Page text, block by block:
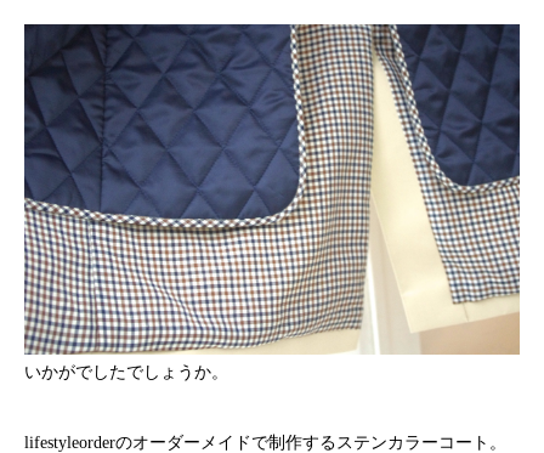
いかがでしたでしょうか。
lifestyleorderのオーダーメイドで制作するステンカラーコート。